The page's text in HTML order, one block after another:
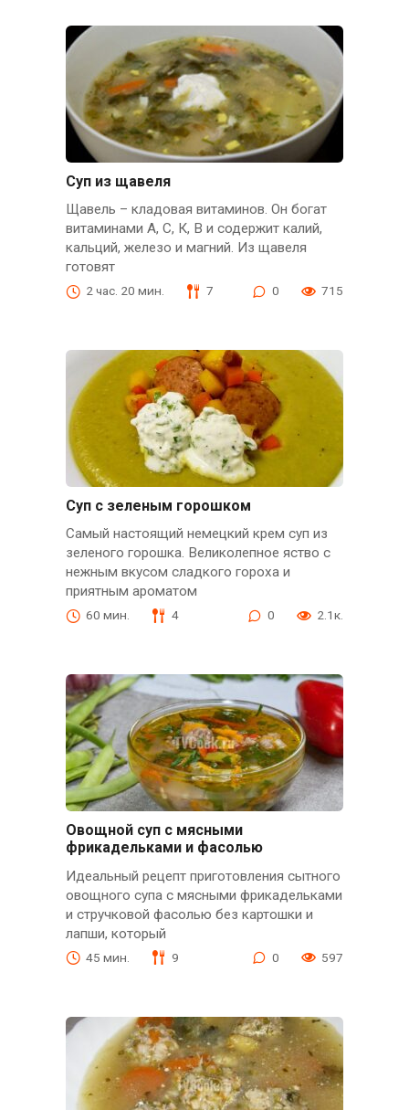
Суп из щавеля
Щавель – кладовая витаминов. Он богат
витаминами А, С, К, В и содержит калий,
кальций, железо и магний. Из щавеля
готовят
2 час. 20 мин. 7 0 715
Суп с зеленым горошком
Самый настоящий немецкий крем суп из
зеленого горошка. Великолепное яство с
нежным вкусом сладкого гороха и
приятным ароматом
60 мин. 4 0 2.1к.
Овощной суп с мясными
фрикадельками и фасолью
Идеальный рецепт приготовления сытного
овощного супа с мясными фрикадельками
и стручковой фасолью без картошки и
лапши, который
45 мин. 9 0 597